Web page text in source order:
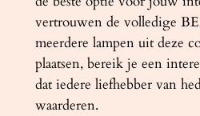
vertrouwen de volledige
meerdere lampen uit deze
plaatsen, bereik je een
dat iedere liefhebber van
waarderen.